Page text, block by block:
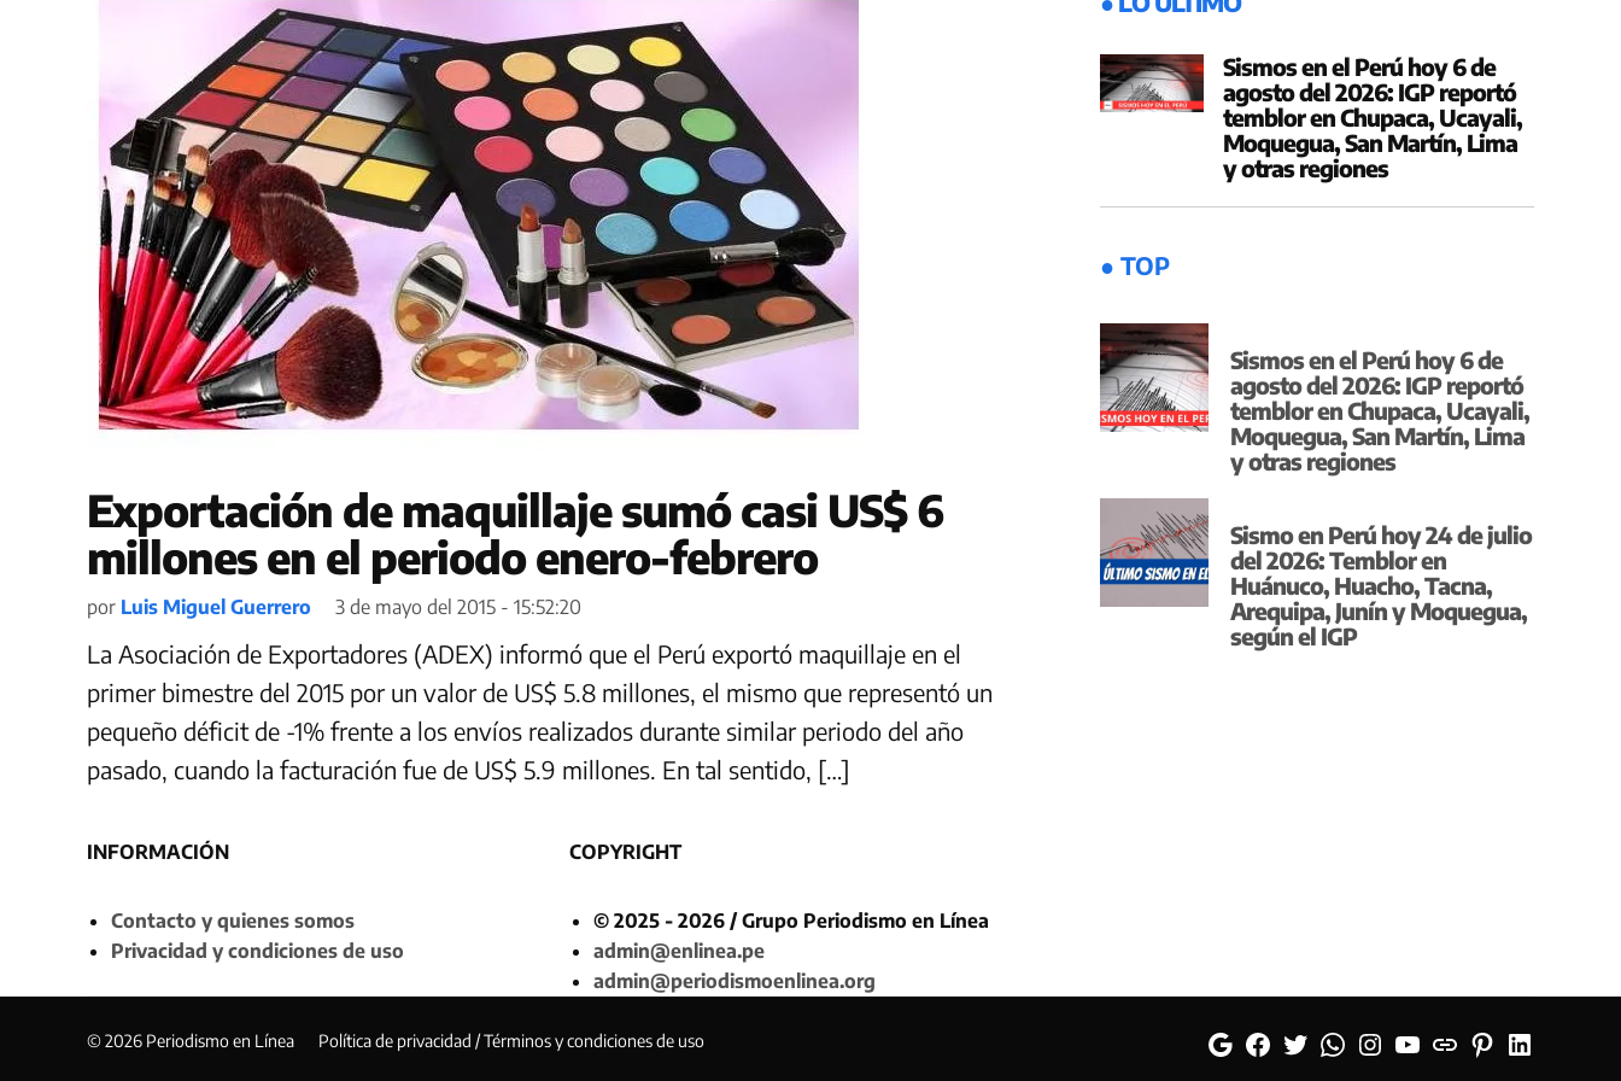
Exportación de maquillaje sumó casi US$ 6
millones en el periodo enero-febrero
por Luis Miguel Guerrero 3 de mayo del 2015 - 15:52:20
La Asociación de Exportadores (ADEX) informó que el Perú exportó maquillaje en el
primer bimestre del 2015 por un valor de US$ 5.8 millones, el mismo que representó un
pequeño déficit de -1% frente a los envíos realizados durante similar periodo del año
pasado, cuando la facturación fue de US$ 5.9 millones. En tal sentido, […]
Sismos en el Perú hoy 6 de
agosto del 2026: IGP reportó
temblor en Chupaca, Ucayali,
Moquegua, San Martín, Lima
y otras regiones
● TOP
Sismos en el Perú hoy 6 de
agosto del 2026: IGP reportó
temblor en Chupaca, Ucayali,
Moquegua, San Martín, Lima
y otras regiones
Sismo en Perú hoy 24 de julio
del 2026: Temblor en
Huánuco, Huacho, Tacna,
Arequipa, Junín y Moquegua,
según el IGP
INFORMACIÓN
Contacto y quienes somos
Privacidad y condiciones de uso
COPYRIGHT
© 2025 - 2026 / Grupo Periodismo en Línea
admin@enlinea.pe
admin@periodismoenlinea.org
© 2026 Periodismo en Línea Política de privacidad / Términos y condiciones de uso GoogleFacebookTwitterWhatsappInstagramYouTube
Web PinterestLinkedin